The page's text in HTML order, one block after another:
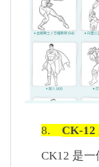
8.
CK-12
CK12 是一